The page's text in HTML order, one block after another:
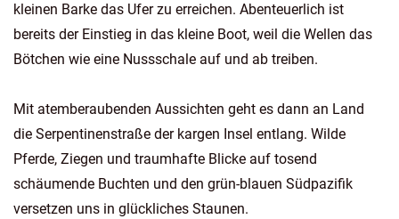
kleinen Barke das Ufer zu erreichen. Abenteuerlich ist
bereits der Einstieg in das kleine Boot, weil die Wellen das
Bötchen wie eine Nussschale auf und ab treiben.
Mit atemberaubenden Aussichten geht es dann an Land
die Serpentinenstraße der kargen Insel entlang. Wilde
Pferde, Ziegen und traumhafte Blicke auf tosend
schäumende Buchten und den grün-blauen Südpazifik
versetzen uns in glückliches Staunen.